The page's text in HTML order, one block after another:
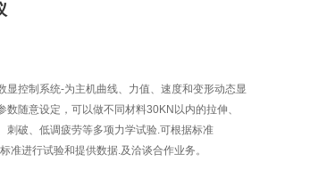
显控制系统-为主机曲线、力值、速度和变形动态显
随意设定，可以做不同材料30KN以内的拉伸、
刺破、低调疲劳等多项力学试验.可根据标准
准进行试验和提供数据.及洽谈合作业务。